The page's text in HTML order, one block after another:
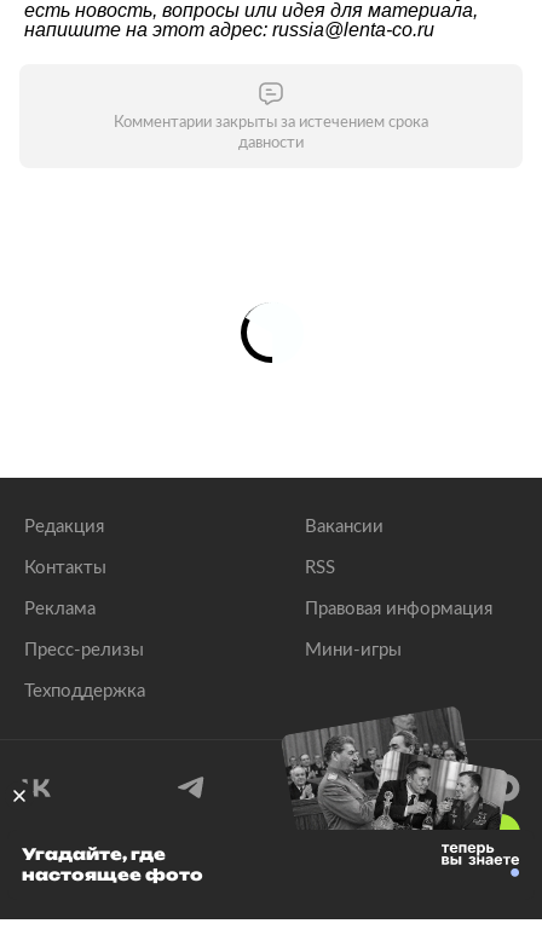
есть новость, вопросы или идея для материала,
напишите на этот адрес: russia@lenta-co.ru
Комментарии закрыты за истечением срока
давности
Редакция
Контакты
Реклама
Пресс-релизы
Техподдержка
Вакансии
RSS
Правовая информация
Мини-игры
© 1999–2026 Все права защищены.
Угадайте, где
настоящее фото